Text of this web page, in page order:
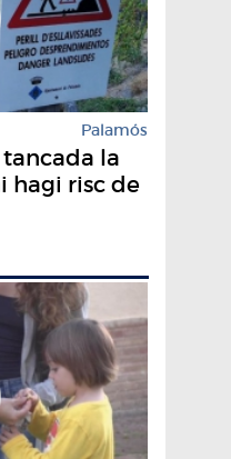
Palamós
la
hagi risc de